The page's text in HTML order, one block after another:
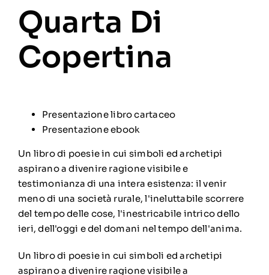
Quarta Di
Copertina
Presentazione libro cartaceo
Presentazione ebook
Un libro di poesie in cui simboli ed archetipi
aspirano a divenire ragione visibile e
testimonianza di una intera esistenza: il venir
meno di una società rurale, l'ineluttabile scorrere
del tempo delle cose, l'inestricabile intrico dello
ieri, dell'oggi e del domani nel tempo dell'anima.
Un libro di poesie in cui simboli ed archetipi
aspirano a divenire ragione visibile a